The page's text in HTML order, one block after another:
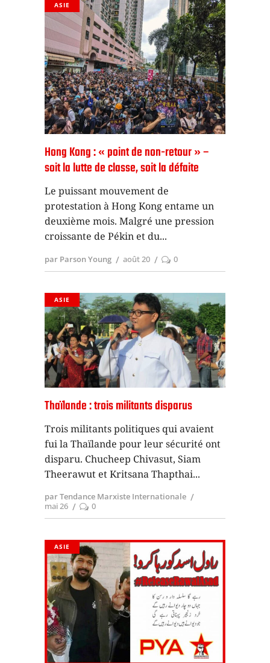
ASIE
Hong Kong : « point de non-retour » –
soit la lutte de classe, soit la défaite
Le puissant mouvement de
protestation à Hong Kong entame un
deuxième mois. Malgré une pression
croissante de Pékin et du
par Parson Young août 20 0
ASIE
Thaïlande : trois militants disparus
Trois militants politiques qui avaient
fui la Thaïlande pour leur sécurité ont
disparu. Chucheep Chivasut, Siam
Theerawut et Kritsana Thapthai
par Tendance Marxiste Internationale
mai 26
0
ASIE